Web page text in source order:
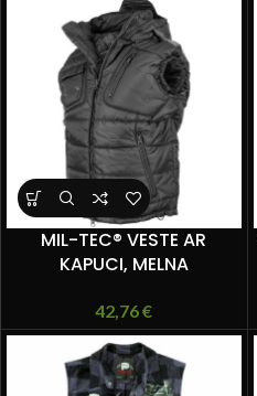
MIL-TEC® VESTE AR
KAPUCI, MELNA
42,76€